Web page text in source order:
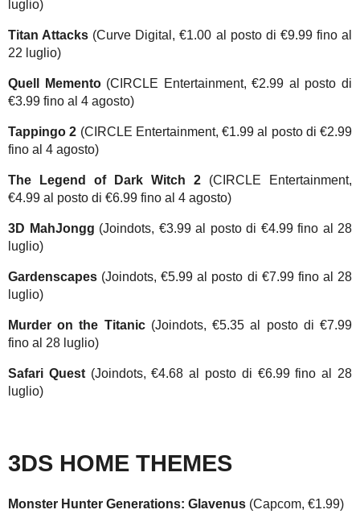
luglio)
Titan Attacks (Curve Digital, €1.00 al posto di €9.99 fino al
22 luglio)
Quell Memento(CIRCLE Entertainment, €2.99 al posto di
€3.99 fino al 4 agosto)
Tappingo 2 (CIRCLE Entertainment, €1.99 al posto di €2.99
fino al 4 agosto)
The Legend of Dark Witch 2 (CIRCLE Entertainment,
€4.99 al posto di €6.99 fino al 4 agosto)
3D MahJongg (Joindots, €3.99 al posto di €4.99 fino al 28
luglio)
Gardenscapes (Joindots, €5.99 al posto di €7.99 fino al 28
luglio)
Murder on the Titanic(Joindots, €5.35 al posto di €7.99
fino al 28 luglio)
Safari Quest(Joindots, €4.68 al posto di €6.99 fino al 28
luglio)
3DS HOME THEMES
Monster Hunter Generations: Glavenus (Capcom, €1.99)